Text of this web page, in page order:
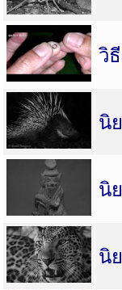
วิ
นิ
นิ
นิ